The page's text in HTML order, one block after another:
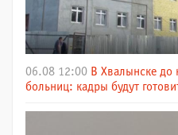
06.08 12:00 В Хвалынске до
больниц: кадры будут